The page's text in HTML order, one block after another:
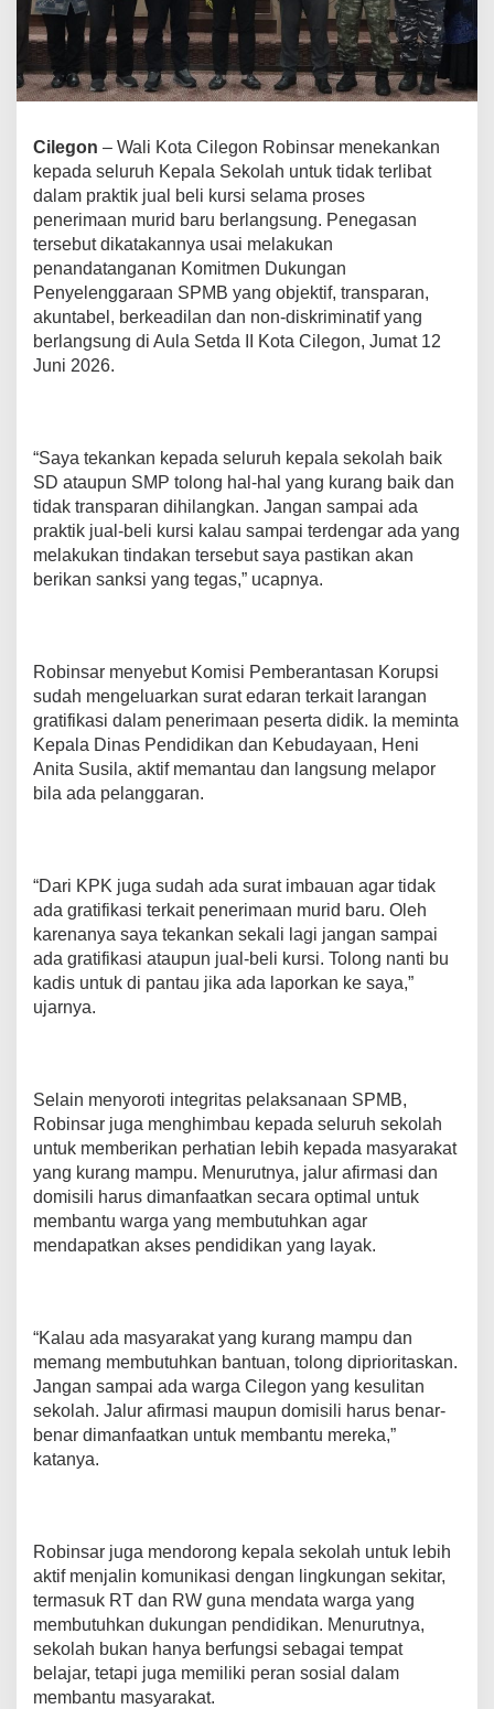
s
a
r
T
e
n
k
a
L
a
r
a
n
a
B
e
l
i
K
r
a
a
m
S
P
u
n
0
2
6
Cilegon – Wali Kota Cilegon Robinsar menekankan
kepada seluruh Kepala Sekolah untuk tidak terlibat
dalam praktik jual beli kursi selama proses
penerimaan murid baru berlangsung. Penegasan
tersebut dikatakannya usai melakukan
penandatanganan Komitmen Dukungan
Penyelenggaraan SPMB yang objektif, transparan,
akuntabel, berkeadilan dan non-diskriminatif yang
berlangsung di Aula Setda II Kota Cilegon, Jumat 12
Juni 2026.
“Saya tekankan kepada seluruh kepala sekolah baik
SD ataupun SMP tolong hal-hal yang kurang baik dan
tidak transparan dihilangkan. Jangan sampai ada
praktik jual-beli kursi kalau sampai terdengar ada yang
melakukan tindakan tersebut saya pastikan akan
berikan sanksi yang tegas,” ucapnya.
Robinsar menyebut Komisi Pemberantasan Korupsi
sudah mengeluarkan surat edaran terkait larangan
gratifikasi dalam penerimaan peserta didik. Ia meminta
Kepala Dinas Pendidikan dan Kebudayaan, Heni
Anita Susila, aktif memantau dan langsung melapor
bila ada pelanggaran.
“Dari KPK juga sudah ada surat imbauan agar tidak
ada gratifikasi terkait penerimaan murid baru. Oleh
karenanya saya tekankan sekali lagi jangan sampai
ada gratifikasi ataupun jual-beli kursi. Tolong nanti bu
kadis untuk di pantau jika ada laporkan ke saya,”
ujarnya.
Selain menyoroti integritas pelaksanaan SPMB,
Robinsar juga menghimbau kepada seluruh sekolah
untuk memberikan perhatian lebih kepada masyarakat
yang kurang mampu. Menurutnya, jalur afirmasi dan
domisili harus dimanfaatkan secara optimal untuk
membantu warga yang membutuhkan agar
mendapatkan akses pendidikan yang layak.
“Kalau ada masyarakat yang kurang mampu dan
memang membutuhkan bantuan, tolong diprioritaskan.
Jangan sampai ada warga Cilegon yang kesulitan
sekolah. Jalur afirmasi maupun domisili harus benar-
benar dimanfaatkan untuk membantu mereka,”
katanya.
Robinsar juga mendorong kepala sekolah untuk lebih
aktif menjalin komunikasi dengan lingkungan sekitar,
termasuk RT dan RW guna mendata warga yang
membutuhkan dukungan pendidikan. Menurutnya,
sekolah bukan hanya berfungsi sebagai tempat
belajar, tetapi juga memiliki peran sosial dalam
membantu masyarakat.